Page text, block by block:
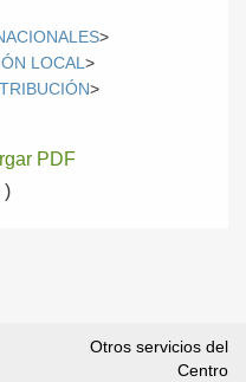
>
LOCAL >
>
PDF
)
Otros servicios del
Centro